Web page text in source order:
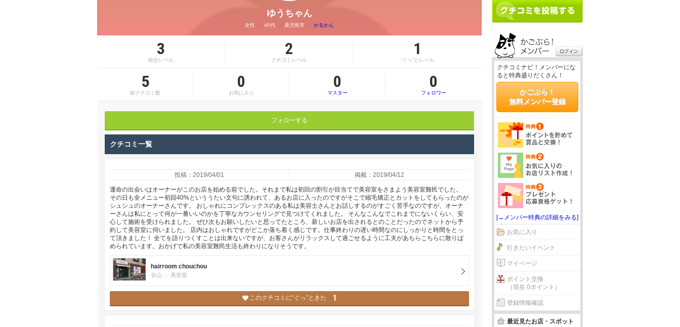
ゆうちゃん
女性 40代 鹿児島市 かるかん
3
総合レベル
2
クチコミレベル
1
“ぐっ”とレベル
5
総クチコミ数
0
お気に入り
0
マスター
0
フォロワー
フォローする
クチコミ一覧
投稿：2019/04/01 掲載：2019/04/12
運命の出会いはオーナーがこのお店を始める前でした。それまで私は初回の割引が目当てで美容室をさまよう美容室難民でした。
その日も全メニュー初回40%といううたい文句に誘われて、あるお店に入ったのですがそこで縮毛矯正とカットをしてもらったのが
シュシュのオーナーさんです。 おしゃれにコンプレックスのある私は美容士さんとお話しするのがすごく苦手なのですが、オーナ
ーさんは私にとって何が一番いいのかを丁寧なカウンセリングで見つけてくれました。 そんなこんなでこれまでにないくらい、安
心して施術を受けられました。 ぜひ次もお願いしたいと思ってたところ、新しいお店を出されるとのことだったのでネットから予
約して美容室に伺いました。 店内はおしゃれですがどこか落ち着く感じです。仕事終わりの遅い時間なのにしっかりと時間をとっ
て頂きました！ 全てを語りつくすことは出来ないですが、お客さんがリラックスして過ごせるように工夫があちらこちらに散りば
められています。おかげで私の美容室難民生活も終わりになりそうです。
hairroom chouchou
谷山 美容室
このクチコミに“ぐっ”ときた 1
クチコミナビ！メンバーにな
ると特典盛りだくさん！
かごぶら！
無料メンバー登録
[→メンバー特典の詳細をみる]
お気に入り
行きたいイベント
マイページ
ポイント交換
（現在 0ポイント）
登録情報確認
最近見たお店・スポット